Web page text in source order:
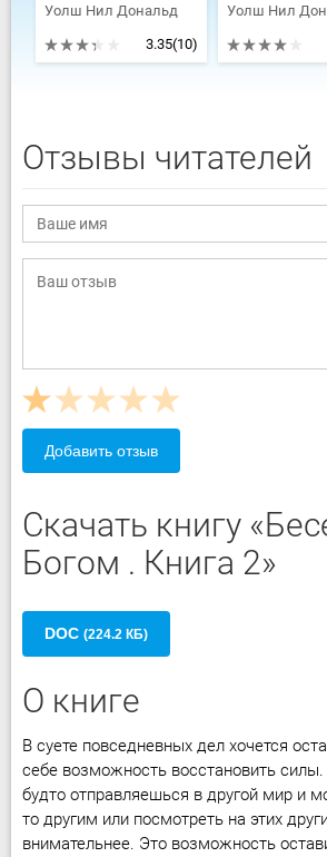
Уолш Нил Дональд
3.35(10)
Уолш Нил
Отзывы читателей
Добавить отзыв
Скачать книгу
Богом . Книга 2»
DOC (224.2 КБ)
О книге
В суете повседневных дел хочется
себе возможность восстановить силы.
будто отправляешься в другой мир и
то другим или посмотреть на этих
внимательнее. Это возможность